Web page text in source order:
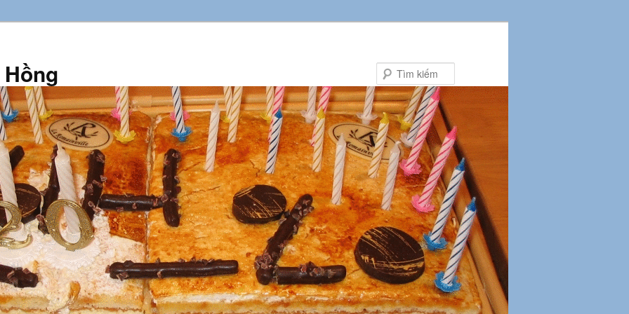
kiếm